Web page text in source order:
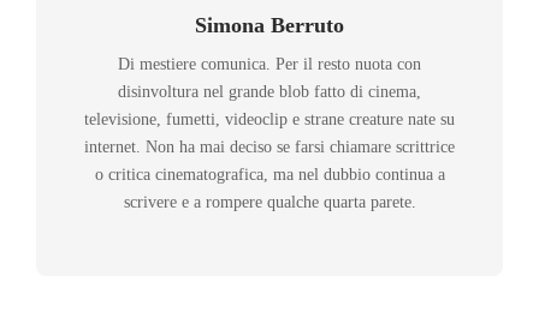
Simona Berruto
Di mestiere comunica. Per il resto nuota con
disinvoltura nel grande blob fatto di cinema,
televisione, fumetti, videoclip e strane creature nate su
internet. Non ha mai deciso se farsi chiamare scrittrice
o critica cinematografica, ma nel dubbio continua a
scrivere e a rompere qualche quarta parete.